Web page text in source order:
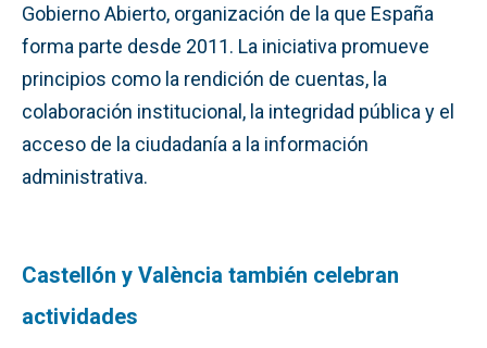
Gobierno Abierto, organización de la que España
forma parte desde 2011. La iniciativa promueve
principios como la rendición de cuentas, la
colaboración institucional, la integridad pública y el
acceso de la ciudadanía a la información
administrativa.
Castellón y València también celebran
actividades